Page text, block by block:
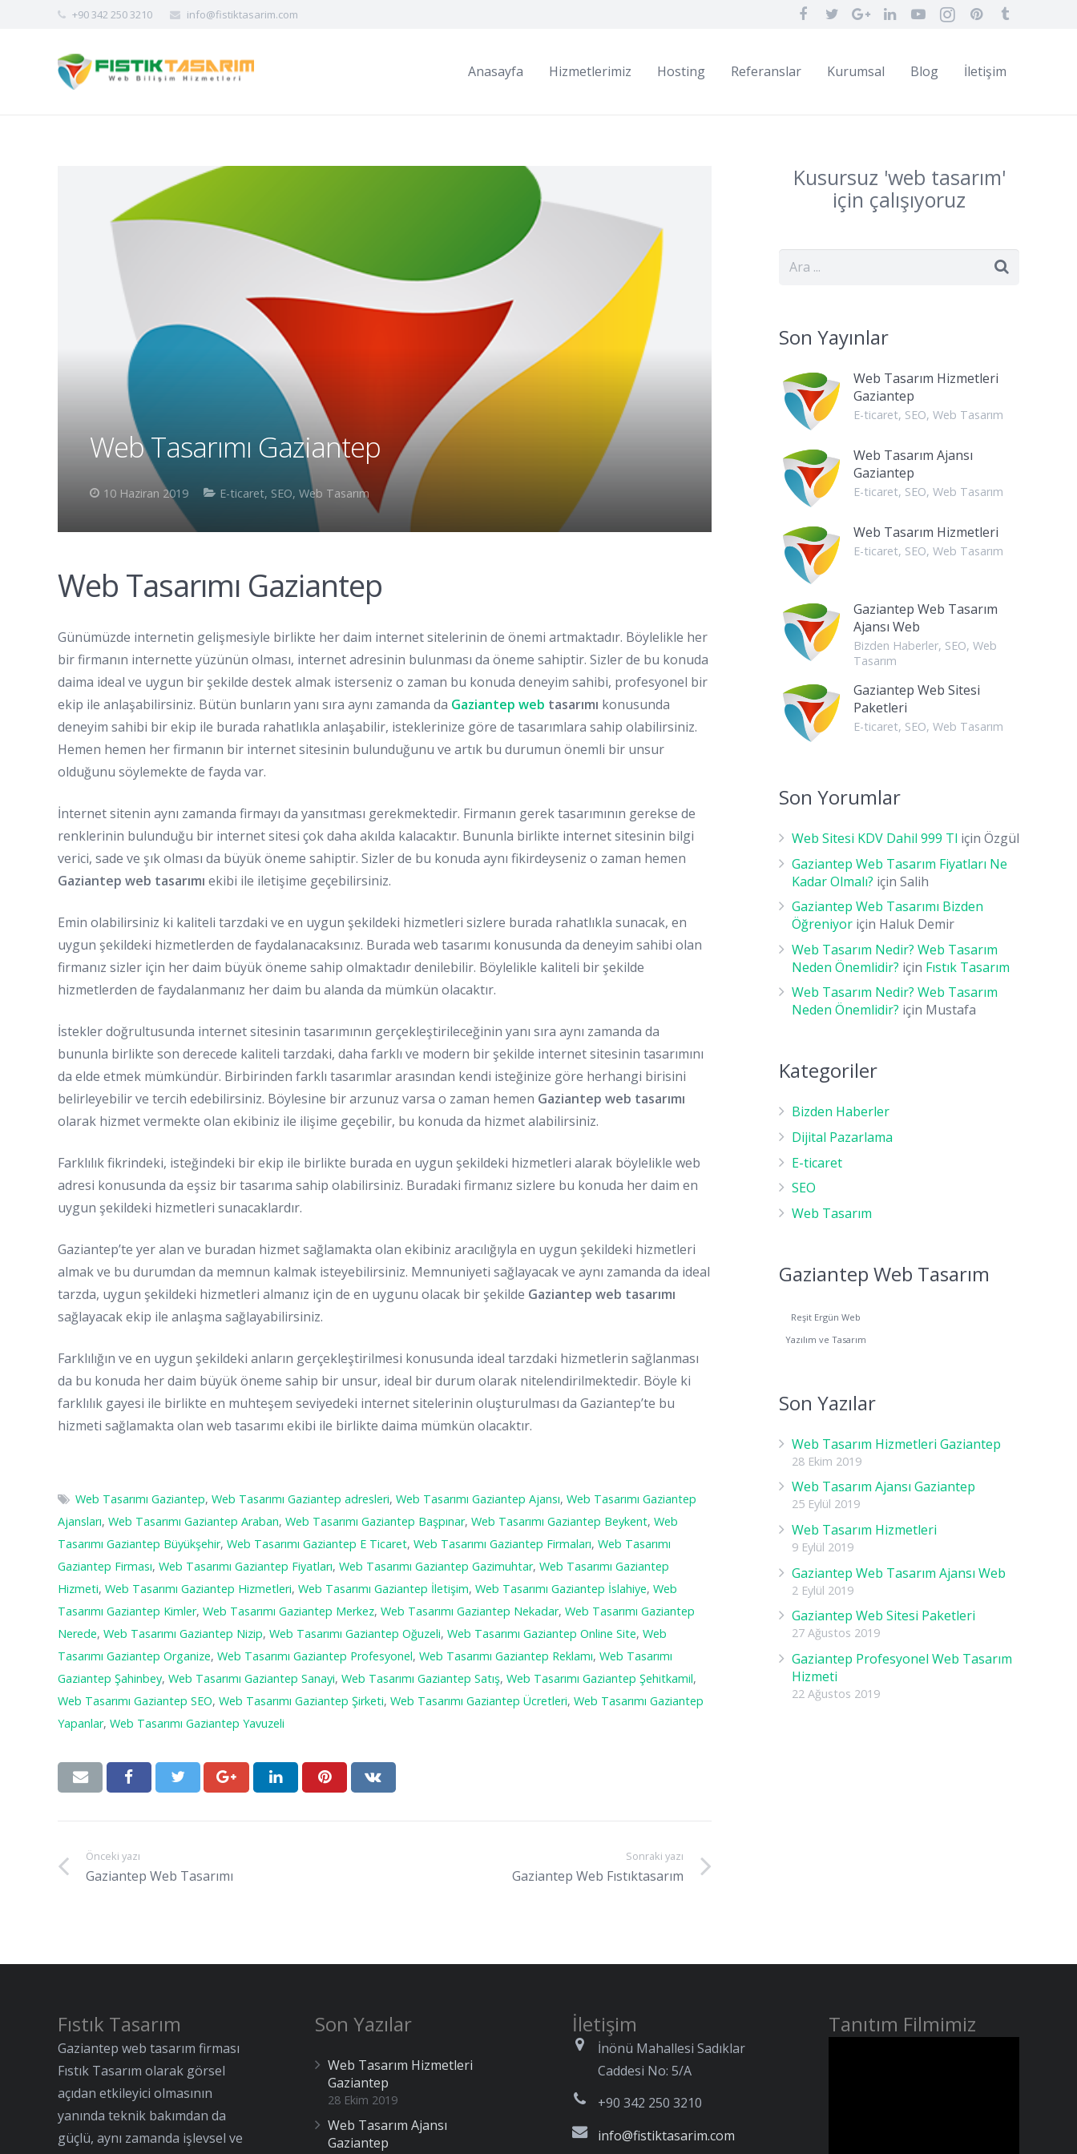
+90 342 250 3210 info@fistiktasarim.com
Anasayfa Hizmetlerimiz Hosting Referanslar Kurumsal Blog İletişim
Web Tasarımı Gaziantep
10 Haziran 2019 E-ticaret, SEO, Web Tasarım
Web Tasarımı Gaziantep
Günümüzde internetin gelişmesiyle birlikte her daim internet sitelerinin de önemi artmaktadır. Böylelikle her
bir firmanın internette yüzünün olması, internet adresinin bulunması da öneme sahiptir. Sizler de bu konuda
daima ideal ve uygun bir şekilde destek almak isterseniz o zaman bu konuda deneyim sahibi, profesyonel bir
ekip ile anlaşabilirsiniz. Bütün bunların yanı sıra aynı zamanda da Gaziantep web tasarımı konusunda
deneyim sahibi bir ekip ile burada rahatlıkla anlaşabilir, isteklerinize göre de tasarımlara sahip olabilirsiniz.
Hemen hemen her firmanın bir internet sitesinin bulunduğunu ve artık bu durumun önemli bir unsur
olduğunu söylemekte de fayda var.
İnternet sitenin aynı zamanda firmayı da yansıtması gerekmektedir. Firmanın gerek tasarımının gerekse de
renklerinin bulunduğu bir internet sitesi çok daha akılda kalacaktır. Bununla birlikte internet sitesinin bilgi
verici, sade ve şık olması da büyük öneme sahiptir. Sizler de bu konuda aynı fikirdeyseniz o zaman hemen
Gaziantep web tasarımı ekibi ile iletişime geçebilirsiniz.
Emin olabilirsiniz ki kaliteli tarzdaki ve en uygun şekildeki hizmetleri sizlere burada rahatlıkla sunacak, en
uygun şekildeki hizmetlerden de faydalanacaksınız. Burada web tasarımı konusunda da deneyim sahibi olan
firmanız sizler için her daim büyük öneme sahip olmaktadır denilebilir. Böylelikle kaliteli bir şekilde
hizmetlerden de faydalanmanız her daim bu alanda da mümkün olacaktır.
İstekler doğrultusunda internet sitesinin tasarımının gerçekleştirileceğinin yanı sıra aynı zamanda da
bununla birlikte son derecede kaliteli tarzdaki, daha farklı ve modern bir şekilde internet sitesinin tasarımını
da elde etmek mümkündür. Birbirinden farklı tasarımlar arasından kendi isteğinize göre herhangi birisini
belirleyebilir ve tercih edebilirsiniz. Böylesine bir arzunuz varsa o zaman hemen Gaziantep web tasarımı
olarak hizmet vermekte olan ekibiniz ile ilişime geçebilir, bu konuda da hizmet alabilirsiniz.
Farklılık fikrindeki, isteğindeki bir ekip ile birlikte burada en uygun şekildeki hizmetleri alarak böylelikle web
adresi konusunda da eşsiz bir tasarıma sahip olabilirsiniz. Buradaki firmanız sizlere bu konuda her daim en
uygun şekildeki hizmetleri sunacaklardır.
Gaziantep’te yer alan ve buradan hizmet sağlamakta olan ekibiniz aracılığıyla en uygun şekildeki hizmetleri
almak ve bu durumdan da memnun kalmak isteyebilirsiniz. Memnuniyeti sağlayacak ve aynı zamanda da ideal
tarzda, uygun şekildeki hizmetleri almanız için de en uygunu olacak bir şekilde Gaziantep web tasarımı
sağlayacak ekip ile anlaşma sağlayabilirsiniz.
Farklılığın ve en uygun şekildeki anların gerçekleştirilmesi konusunda ideal tarzdaki hizmetlerin sağlanması
da bu konuda her daim büyük öneme sahip bir unsur, ideal bir durum olarak nitelendirilmektedir. Böyle ki
farklılık gayesi ile birlikte en muhteşem seviyedeki internet sitelerinin oluşturulması da Gaziantep’te bu
hizmeti sağlamakta olan web tasarımı ekibi ile birlikte daima mümkün olacaktır.
Web Tasarımı Gaziantep,Web Tasarımı Gaziantep adresleri,Web Tasarımı Gaziantep Ajansı,Web Tasarımı Gaziantep
Ajansları, Web Tasarımı Gaziantep Araban, Web Tasarımı Gaziantep Başpınar, Web Tasarımı Gaziantep Beykent, Web
Tasarımı Gaziantep Büyükşehir, Web Tasarımı Gaziantep E Ticaret, Web Tasarımı Gaziantep Firmaları, Web Tasarımı
Gaziantep Firması, Web Tasarımı Gaziantep Fiyatları, Web Tasarımı Gaziantep Gazimuhtar, Web Tasarımı Gaziantep
Hizmeti, Web Tasarımı Gaziantep Hizmetleri, Web Tasarımı Gaziantep İletişim, Web Tasarımı Gaziantep İslahiye, Web
Tasarımı Gaziantep Kimler, Web Tasarımı Gaziantep Merkez, Web Tasarımı Gaziantep Nekadar, Web Tasarımı Gaziantep
Nerede, Web Tasarımı Gaziantep Nizip, Web Tasarımı Gaziantep Oğuzeli, Web Tasarımı Gaziantep Online Site, Web
Tasarımı Gaziantep Organize, Web Tasarımı Gaziantep Profesyonel, Web Tasarımı Gaziantep Reklamı, Web Tasarımı
Gaziantep Şahinbey, Web Tasarımı Gaziantep Sanayi, Web Tasarımı Gaziantep Satış, Web Tasarımı Gaziantep Şehitkamil,
Web Tasarımı Gaziantep SEO, Web Tasarımı Gaziantep Şirketi, Web Tasarımı Gaziantep Ücretleri, Web Tasarımı Gaziantep
Yapanlar, Web Tasarımı Gaziantep Yavuzeli
Önceki yazı
Gaziantep Web Tasarımı
Sonraki yazı
Gaziantep Web Fıstıktasarım
Kusursuz 'web tasarım'
için çalışıyoruz
Son Yayınlar
Web Tasarım Hizmetleri
Gaziantep
E-ticaret, SEO, Web Tasarım
Web Tasarım Ajansı
Gaziantep
E-ticaret, SEO, Web Tasarım
Web Tasarım Hizmetleri
E-ticaret, SEO, Web Tasarım
Gaziantep Web Tasarım
Ajansı Web
Bizden Haberler, SEO, Web
Tasarım
Gaziantep Web Sitesi
Paketleri
E-ticaret, SEO, Web Tasarım
Son Yorumlar
Web Sitesi KDV Dahil 999 Tl için Özgül
Gaziantep Web Tasarım Fiyatları Ne
Kadar Olmalı? için Salih
Gaziantep Web Tasarımı Bizden
Öğreniyor için Haluk Demir
Web Tasarım Nedir? Web Tasarım
Neden Önemlidir? için Fıstık Tasarım
Web Tasarım Nedir? Web Tasarım
Neden Önemlidir? için Mustafa
Kategoriler
Bizden Haberler
Dijital Pazarlama
E-ticaret
SEO
Web Tasarım
Gaziantep Web Tasarım
Reşit Ergün Web
Yazılım ve Tasarım
Son Yazılar
Web Tasarım Hizmetleri Gaziantep
28 Ekim 2019
Web Tasarım Ajansı Gaziantep
25 Eylül 2019
Web Tasarım Hizmetleri
9 Eylül 2019
Gaziantep Web Tasarım Ajansı Web
2 Eylül 2019
Gaziantep Web Sitesi Paketleri
27 Ağustos 2019
Gaziantep Profesyonel Web Tasarım
Hizmeti
22 Ağustos 2019
Fıstık Tasarım
Gaziantep web tasarım firması
Fıstık Tasarım olarak görsel
açıdan etkileyici olmasının
yanında teknik bakımdan da
güçlü, aynı zamanda işlevsel ve
Son Yazılar
Web Tasarım Hizmetleri
Gaziantep
28 Ekim 2019
Web Tasarım Ajansı
Gaziantep
İletişim
İnönü Mahallesi Sadıklar
Caddesi No: 5/A
+90 342 250 3210
info@fistiktasarim.com
Tanıtım Filmimiz